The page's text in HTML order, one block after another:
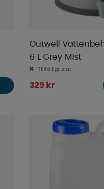
Outwell
6 L Grey Mist
Tillfälligt slut
329 kr